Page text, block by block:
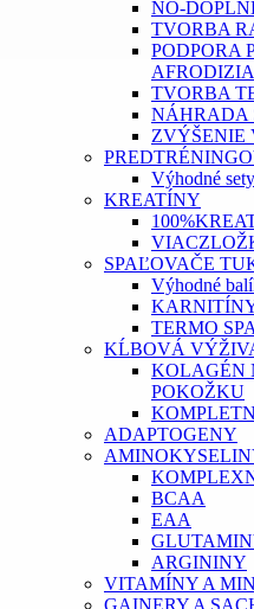
NO-
TVORBA
PODPORA
TVORBA
NÁHRADA
ZVÝŠENIE
Výhodné sety
KREATÍNY
SPAĽOVAČE
Výhodné
TERMO
KĹBOVÁ
KOLAGÉN
POKOŽKU
ADAPTOGENY
BCAA
EAA
ARGININY
VITAMÍNY A
GAINERY A